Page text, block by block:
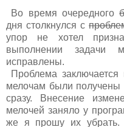
Во время очередного
дня столкнулся с
упор не хотел
выполнении задачи
исправлены.
Проблема
мелочам были получены
сразу. Внесение
мелочей заняло у
же я прошу их убрать.